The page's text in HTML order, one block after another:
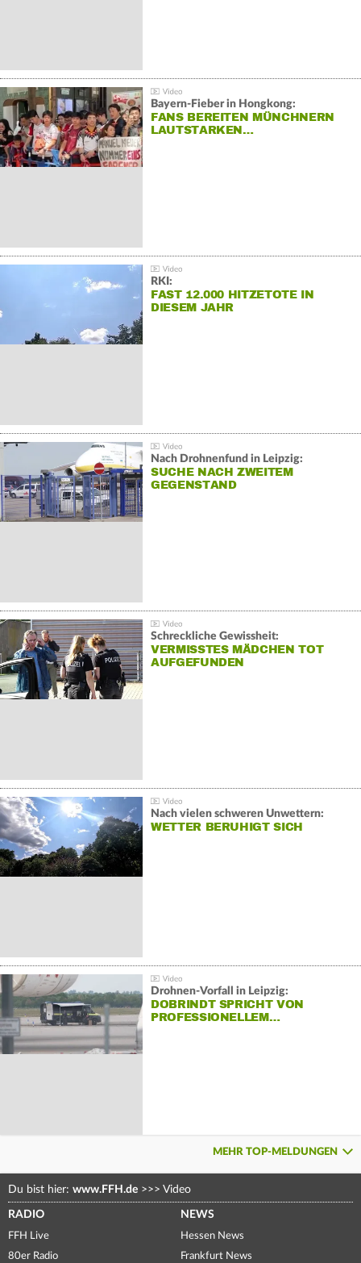
Bayern-Fieber in Hongkong:
FANS BEREITEN MÜNCHNERN
LAUTSTARKEN…
RKI:
FAST 12.000 HITZETOTE IN
DIESEM JAHR
Nach Drohnenfund in Leipzig:
SUCHE NACH ZWEITEM
GEGENSTAND
Schreckliche Gewissheit:
VERMISSTES MÄDCHEN TOT
AUFGEFUNDEN
Nach vielen schweren Unwettern:
WETTER BERUHIGT SICH
Drohnen-Vorfall in Leipzig:
DOBRINDT SPRICHT VON
PROFESSIONELLEM…
MEHR TOP-MELDUNGEN
Du bist hier: www.FFH.de >>> Video
RADIO
FFH Live
80er Radio
NEWS
Hessen News
Frankfurt News